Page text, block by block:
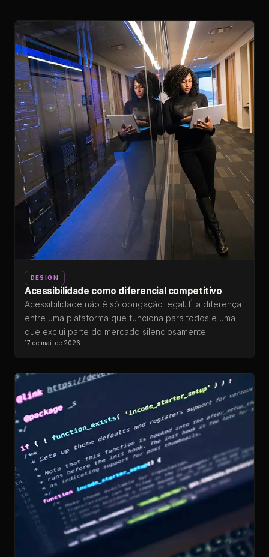
DESIGN
Acessibilidade como diferencial competitivo
Acessibilidade não é só obrigação legal. É a diferença
entre uma plataforma que funciona para todos e uma
que exclui parte do mercado silenciosamente.
17 de mai. de 2026